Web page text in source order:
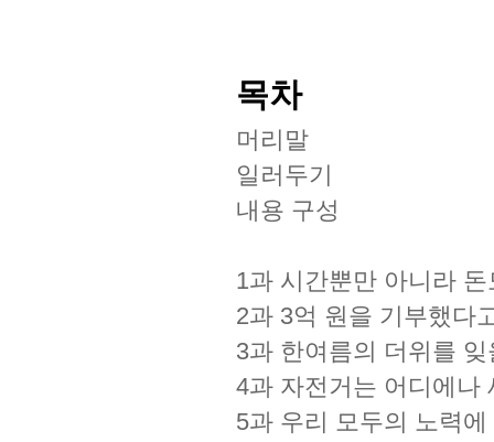
목차
머리말
일러두기
내용 구성
1과 시간뿐만 아니라
2과 3억 원을 기부했다
3과 한여름의 더위를
4과 자전거는 어디에나
5과 우리 모두의 노력